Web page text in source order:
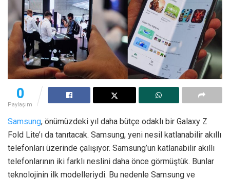
0
Paylaşım
Samsung, önümüzdeki yıl daha bütçe odaklı bir Galaxy Z
Fold Lite’ı da tanıtacak. Samsung, yeni nesil katlanabilir akıllı
telefonları üzerinde çalışıyor. Samsung’un katlanabilir akıllı
telefonlarının iki farklı neslini daha önce görmüştük. Bunlar
teknolojinin ilk modelleriydi. Bu nedenle Samsung ve